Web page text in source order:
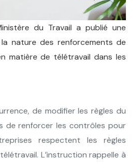
du Travail a publié une
nature des renforcements de
matière de télétravail dans les
de modifier les règles du
de renforcer les contrôles pour
respectent les règles
L’instruction rappelle à